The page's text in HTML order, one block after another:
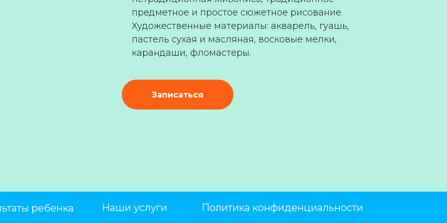
предметное и простое сюжетное рисование.
Художественные материалы: акварель, гуашь,
пастель сухая и масляная, восковые мелки,
карандаши, фломастеры.
Записаться
Наши услуги
ребенка Политика конфиденциальности